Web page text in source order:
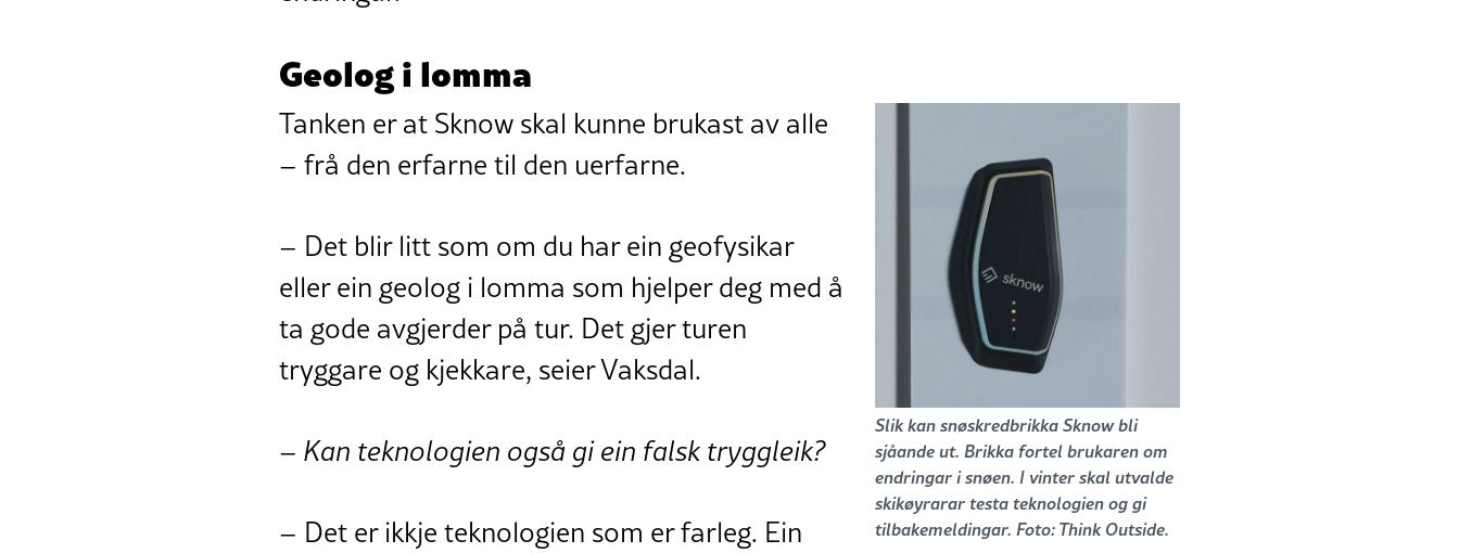
Geolog i lomma
Slik kan snøskredbrikka Sknow bli
sjåande ut. Brikka fortel brukaren om
endringar i snøen. I vinter skal utvalde
skikøyrarar testa teknologien og gi
tilbakemeldingar. Foto: Think Outside.
Tanken er at Sknow skal kunne brukast av alle
– frå den erfarne til den uerfarne.
– Det blir litt som om du har ein geofysikar
eller ein geolog i lomma som hjelper deg med å
ta gode avgjerder på tur. Det gjer turen
tryggare og kjekkare, seier Vaksdal.
– Kan teknologien også gi ein falsk tryggleik?
– Det er ikkje teknologien som er farleg. Ein